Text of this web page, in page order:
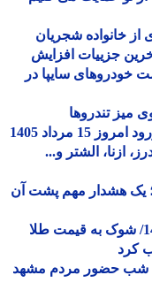
شجریان
جزییات افزایش
سایپا در
تندروها
جدول قطعی برق خرم آباد، بروجرد و دورود امروز 15 مرداد 1405
الشتر و...
هشدار مهم پشت آن
حضور مردم مشهد